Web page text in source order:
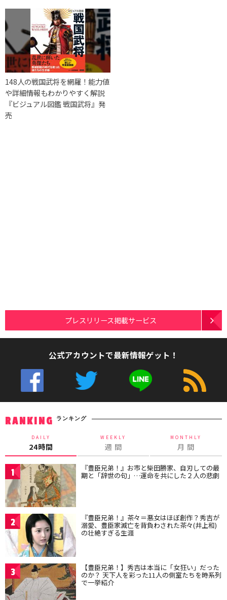
148人の戦国武将を網羅！能力値
や詳細情報もわかりやすく解説
『ビジュアル図鑑 戦国武将』発
売
プレスリリース掲載サービス
公式アカウントで最新情報ゲット！
RANKING ランキング
DAILY
24時間
WEEKLY
週 間
MONTHLY
月 間
1 『豊臣兄弟！』お市と柴田勝家、自刃しての最
期と「辞世の句」…運命を共にした２人の悲劇
2 『豊臣兄弟！』茶々＝悪女はほぼ創作？秀吉が
溺愛、豊臣家滅亡を背負わされた茶々(井上和)
の壮絶すぎる生涯
3 【豊臣兄弟！】秀吉は本当に「女狂い」だった
のか？ 天下人を彩った11人の側室たちを時系列
で一挙紹介